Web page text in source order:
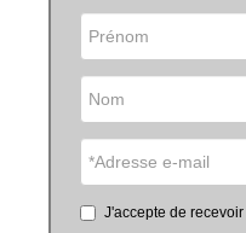
J'accepte de